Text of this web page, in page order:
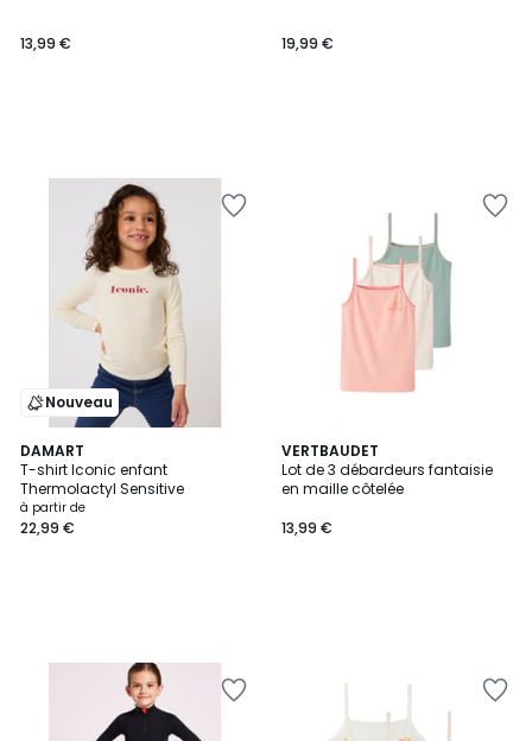
13,99 € 19,99 €
Nouveau
DAMART
T-shirt Iconic enfant
Thermolactyl Sensitive
à partir de
22,99 €
VERTBAUDET
Lot de 3 débardeurs fantaisie
en maille côtelée
13,99 €